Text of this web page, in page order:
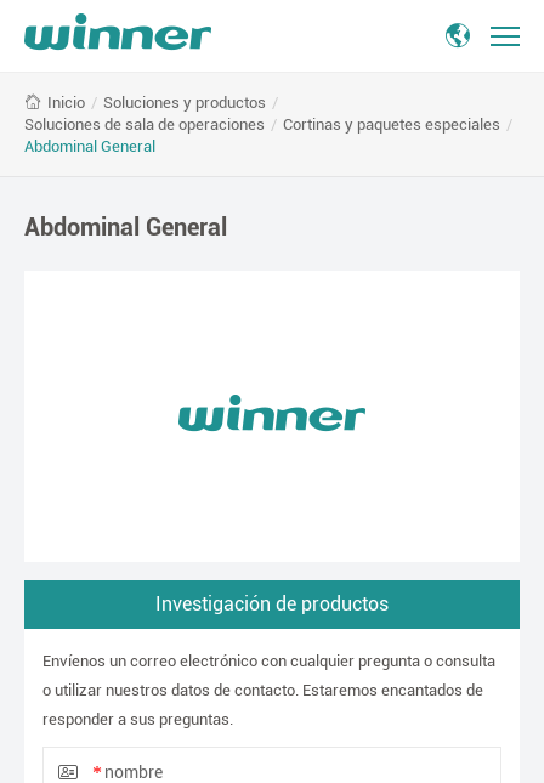
Inicio / Soluciones y productos /
Soluciones de sala de operaciones / Cortinas y paquetes especiales /
Abdominal General
Abdominal General
Investigación de productos
Envíenos un correo electrónico con cualquier pregunta o consulta
o utilizar nuestros datos de contacto. Estaremos encantados de
responder a sus preguntas.